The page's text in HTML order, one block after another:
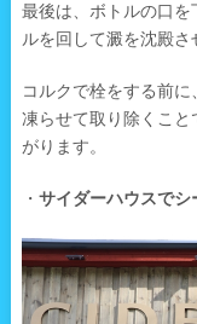
最後は、ボトルの口を
ルを回して澱を沈殿さ
コルクで栓をする前
凍らせて取り除くこ
がります。
・ サイダーハウスでシ